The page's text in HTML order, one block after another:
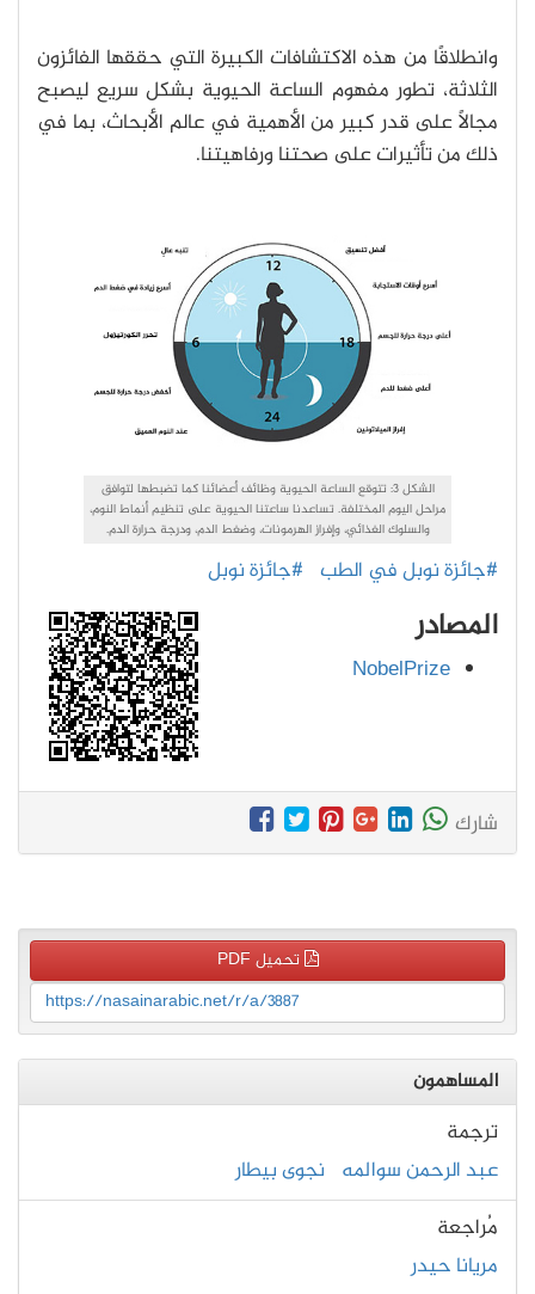
وانطلاقًا من هذه الاكتشافات الكبيرة التي حققها الفائزون
الثلاثة، تطور مفهوم الساعة الحيوية بشكل سريع ليصبح
مجالًا على قدر كبير من الأهمية في عالم الأبحاث، بما في
ذلك من تأثيرات على صحتنا ورفاهيتنا.
الشكل 3: تتوقع الساعة الحيوية وظائف أعضائنا كما تضبطها لتوافق
مراحل اليوم المختلفة. تساعدنا ساعتنا الحيوية على تنظيم أنماط النوم،
والسلوك الغذائي، وإفراز الهرمونات، وضغط الدم، ودرجة حرارة الدم.
#جائزة نوبل في الطب #جائزة نوبل
المصادر
NobelPrize
شارك
تحميل PDF
https://nasainarabic.net/r/a/3887
المساهمون
ترجمة
عبد الرحمن سوالمه نجوى بيطار
مُراجعة
مريانا حيدر